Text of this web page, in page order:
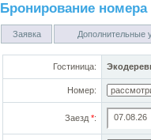
Бронирование номера
Заявка Дополнительные
Гостиница:
Номер:
Заезд *: